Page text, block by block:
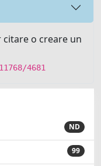
o creare un
4681
ND
99